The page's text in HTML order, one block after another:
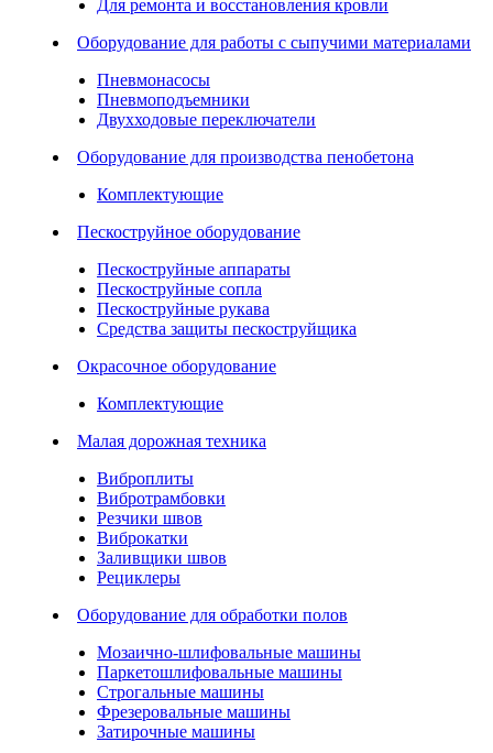
Для ремонта и восстановления кровли
Оборудование для работы с сыпучими материалами
Пневмонасосы
Пневмоподъемники
Двухходовые переключатели
Оборудование для производства пенобетона
Комплектующие
Пескоструйное оборудование
Пескоструйные аппараты
Пескоструйные сопла
Пескоструйные рукава
Средства защиты пескоструйщика
Окрасочное оборудование
Комплектующие
Малая дорожная техника
Виброплиты
Вибротрамбовки
Резчики швов
Виброкатки
Заливщики швов
Рециклеры
Оборудование для обработки полов
Мозаично-шлифовальные машины
Паркетошлифовальные машины
Строгальные машины
Фрезеровальные машины
Затирочные машины